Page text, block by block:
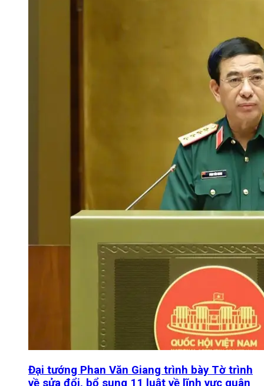
Đại tướng Phan Văn Giang trình bày Tờ trình
về sửa đổi, bổ sung 11 luật về lĩnh vực quân